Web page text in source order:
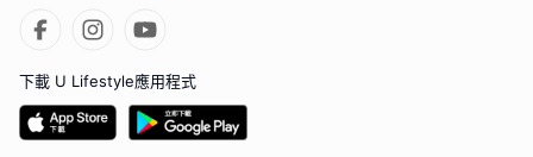
下載 U Lifestyle應用程式